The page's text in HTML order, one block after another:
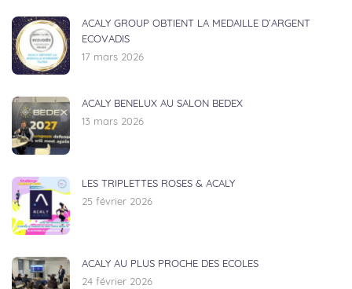
ACALY GROUP OBTIENT LA MEDAILLE D’ARGENT
ECOVADIS
17 mars 2026
ACALY BENELUX AU SALON BEDEX
13 mars 2026
LES TRIPLETTES ROSES & ACALY
25 février 2026
ACALY AU PLUS PROCHE DES ECOLES
24 février 2026